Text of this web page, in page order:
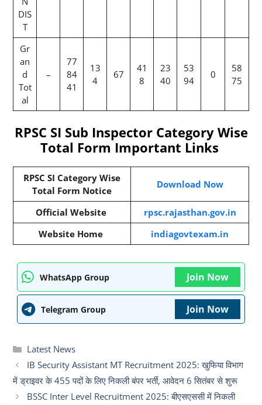
DIS
T
Gr
an
d
Tot
al
–
77
84
41
13
4
67
41
8
23
40
53
94
0
58
75
RPSC SI Sub Inspector Category Wise
Total Form Important Links
RPSC SI Category Wise
Total Form Notice
Download Now
Official Website
rpsc.rajasthan.gov.in
Website Home
indiagovtexam.in
WhatsApp Group Join Now
Telegram Group Join Now
Categories
Latest News
IB Security Assistant MT Recruitment 2025: खुफिया विभाग
में ड्राइवर के 455 पदों के लिए निकली बंपर भर्ती, आवेदन 6 सितंबर से शुरू
BSSC Inter Level Recruitment 2025: बीएसएससी में निकली